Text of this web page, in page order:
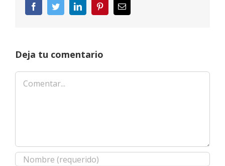
FacebookTwitterLinkedInPinterestCorreo
electrónico
Deja tu comentario
Comentar